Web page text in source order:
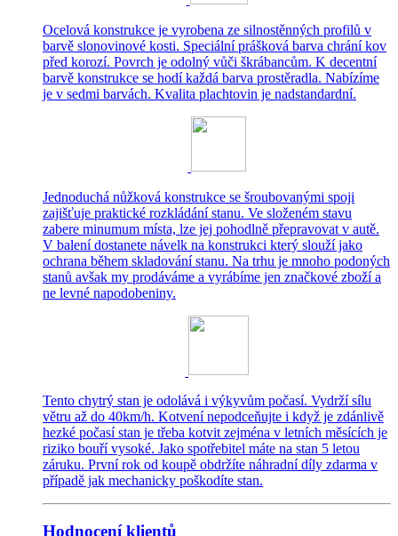
Ocelová konstrukce je vyrobena ze silnostěnných profilů v
barvě slonovinové kosti. Speciální prášková barva chrání kov
před korozí. Povrch je odolný vůči škrábancům. K decentní
barvě konstrukce se hodí každá barva prostěradla. Nabízíme
je v sedmi barvách. Kvalita plachtovin je nadstandardní.
Jednoduchá nůžková konstrukce se šroubovanými spoji
zajišťuje praktické rozkládání stanu. Ve složeném stavu
zabere minumum místa, lze jej pohodlně přepravovat v autě.
V balení dostanete návelk na konstrukci který slouží jako
ochrana během skladování stanu. Na trhu je mnoho podoných
stanů avšak my prodáváme a vyrábíme jen značkové zboží a
ne levné napodobeniny.
Tento chytrý stan je odolává i výkyvům počasí. Vydrží sílu
větru až do 40km/h. Kotvení nepodceňujte i když je zdánlivě
hezké počasí stan je třeba kotvit zejména v letních měsících je
riziko bouří vysoké. Jako spotřebitel máte na stan 5 letou
záruku. První rok od koupě obdržíte náhradní díly zdarma v
případě jak mechanicky poškodíte stan.
Hodnocení klientů